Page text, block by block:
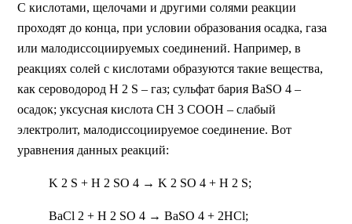
С кислотами, щелочами и другими солями реакции
проходят до конца, при условии образования осадка, газа
или малодиссоциируемых соединений. Например, в
реакциях солей с кислотами образуются такие вещества,
как сероводород H 2 S – газ; сульфат бария BaSO 4 –
осадок; уксусная кислота CH 3 COOH – слабый
электролит, малодиссоциируемое соединение. Вот
уравнения данных реакций:
K 2 S + H 2 SO 4 → K 2 SO 4 + H 2 S;
BaCl 2 + H 2 SO 4 → BaSO 4 + 2HCl;